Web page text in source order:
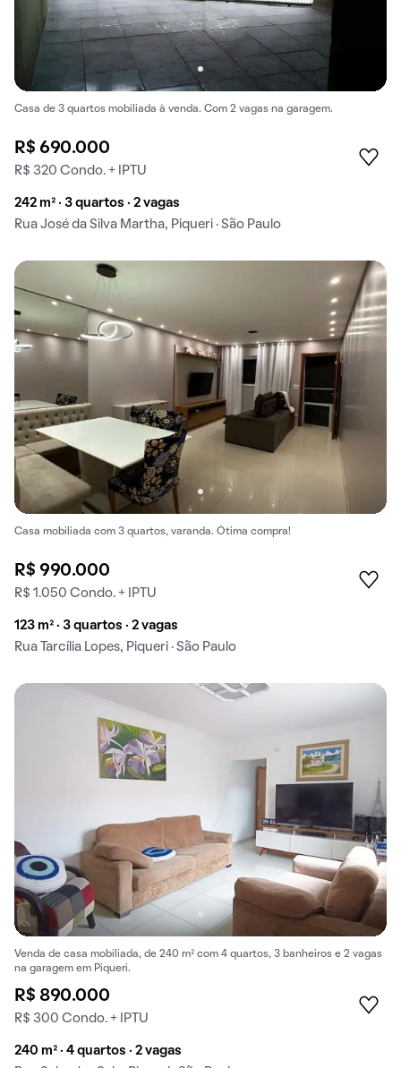
Casa de 3 quartos mobiliada à venda. Com 2 vagas na garagem.
R$ 690.000
R$ 320 Condo. + IPTU
242 m² · 3 quartos · 2 vagas
Rua José da Silva Martha, Piqueri · São Paulo
Casa mobiliada com 3 quartos, varanda. Ótima compra!
R$ 990.000
R$ 1.050 Condo. + IPTU
123 m² · 3 quartos · 2 vagas
Rua Tarcília Lopes, Piqueri · São Paulo
Venda de casa mobiliada, de 240 m² com 4 quartos, 3 banheiros e 2 vagas
na garagem em Piqueri.
R$ 890.000
R$ 300 Condo. + IPTU
240 m² · 4 quartos · 2 vagas